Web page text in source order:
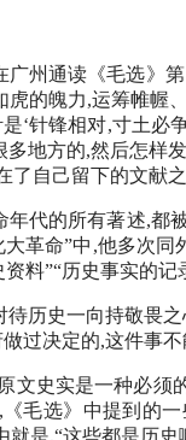
广州通读《毛选》
虎的魄力,运筹帷
‘针锋相对,寸土必
地方的,然后怎样
自己留下的文献之
代的所有著述,都
革命”中,他多次
料”“历史事实的
历史一向持敬畏
过决定的,这件事
文史实是一种必须
毛选》中提到的
就是,“这些都是历